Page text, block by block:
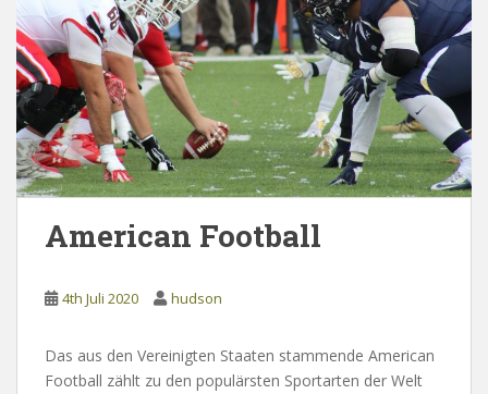
American Football
4th Juli 2020 hudson
Das aus den Vereinigten Staaten stammende American
Football zählt zu den populärsten Sportarten der Welt